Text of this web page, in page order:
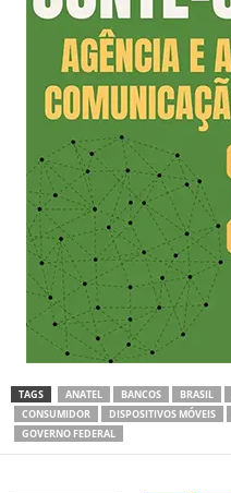
TAGS ANATEL BANCOS BRASIL
CONSUMIDOR
DISPOSITIVOS MÓVEIS
GOVERNO FEDERAL